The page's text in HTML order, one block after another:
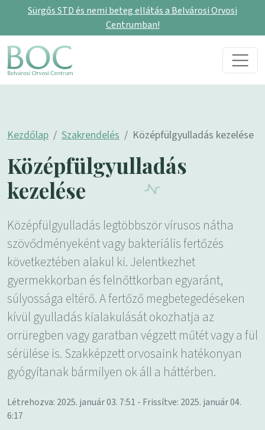
Sürgős STD és nemi beteg ellátás a Belvárosi Orvosi
Centrumban!
Skip to content
Main Navigation
Kezdőlap Szakrendelés Középfülgyulladás kezelése
Középfülgyulladás
kezelése
Középfülgyulladás legtöbbször vírusos nátha
szövődményeként vagy bakteriális fertőzés
következtében alakul ki. Jelentkezhet
gyermekkorban és felnőttkorban egyaránt,
súlyossága eltérő. A fertőző megbetegedéseken
kívül gyulladás kialakulását okozhatja az
orrüregben vagy garatban végzett műtét vagy a fül
sérülése is. Szakképzett orvosaink hatékonyan
gyógyítanak bármilyen ok áll a háttérben.
Létrehozva: 2025. január 03. 7:51 - Frissítve: 2025. január 04.
6:17